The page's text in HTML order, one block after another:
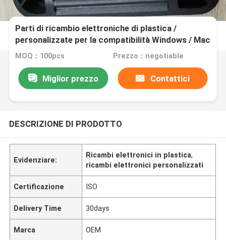
Parti di ricambio elettroniche di plastica /
personalizzate per la compatibilità Windows / Mac
OS
MOQ：100pcs Prezzo：negotiable
Miglior prezzo Contattici
DESCRIZIONE DI PRODOTTO
Evidenziare:
Ricambi elettronici in plastica,
ricambi elettronici personalizzati
Certificazione ISO
Delivery Time 30days
Marca OEM